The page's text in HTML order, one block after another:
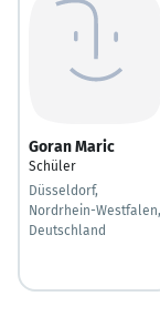
Goran Maric
Schüler
Düsseldorf,
Nordrhein-Westfalen,
Deutschland